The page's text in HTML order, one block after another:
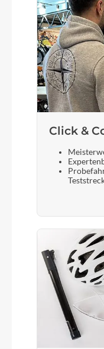
Xelius SL disc
Lapierre alloy
Click &